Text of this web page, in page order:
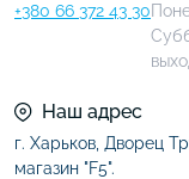
+380 66 372 43 30
Наш адрес
г. Харьков, Дворец
магазин "F5".